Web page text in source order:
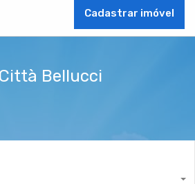
Cadastrar imóvel
Bellucci